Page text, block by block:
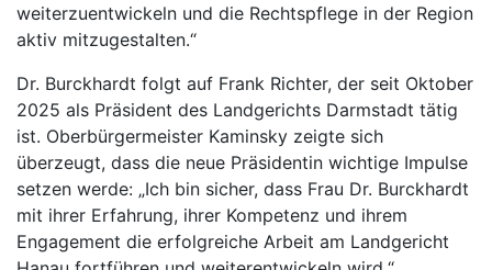
weiterzuentwickeln und die Rechtspflege in der Region
aktiv mitzugestalten.“
Dr. Burckhardt folgt auf Frank Richter, der seit Oktober
2025 als Präsident des Landgerichts Darmstadt tätig
ist. Oberbürgermeister Kaminsky zeigte sich
überzeugt, dass die neue Präsidentin wichtige Impulse
setzen werde: „Ich bin sicher, dass Frau Dr. Burckhardt
mit ihrer Erfahrung, ihrer Kompetenz und ihrem
Engagement die erfolgreiche Arbeit am Landgericht